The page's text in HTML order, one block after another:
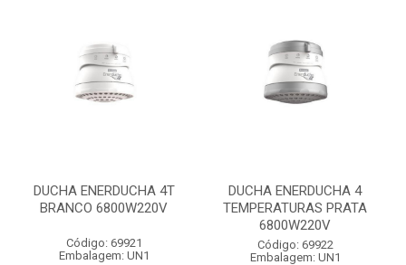
DUCHA ENERDUCHA 4T
BRANCO 6800W220V
Código: 69921
Embalagem: UN1
DUCHA ENERDUCHA 4
TEMPERATURAS PRATA
6800W220V
Código: 69922
Embalagem: UN1